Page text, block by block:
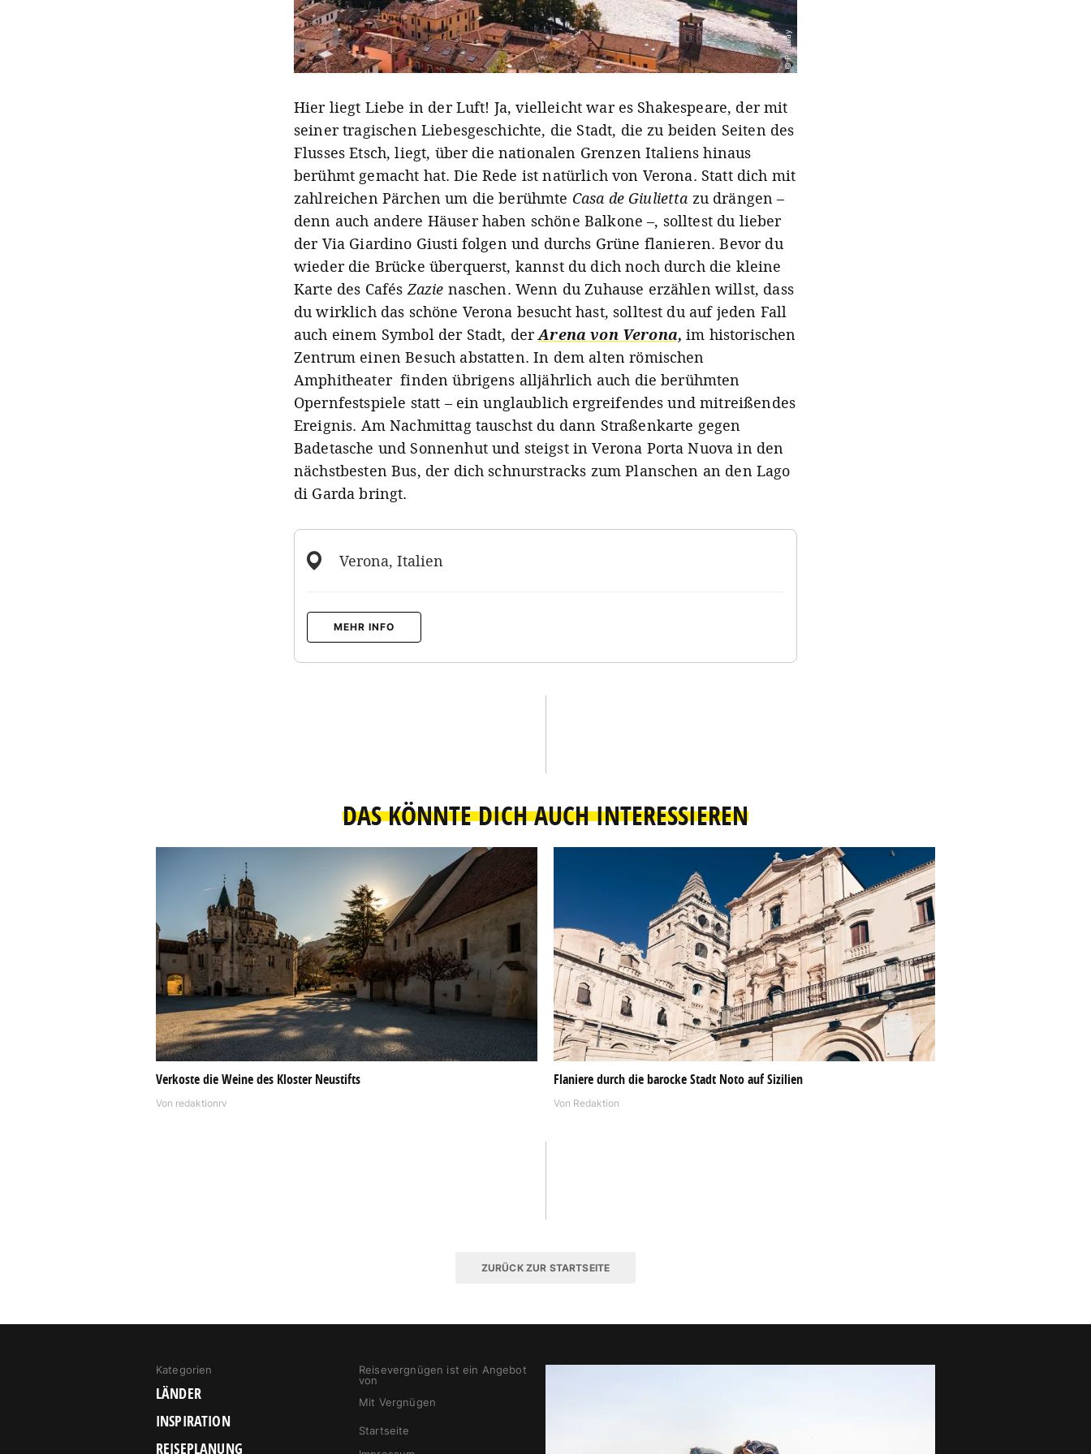
© Pixabay
Hier liegt Liebe in der Luft! Ja, vielleicht war es Shakespeare, der mit
seiner tragischen Liebesgeschichte, die Stadt, die zu beiden Seiten des
Flusses Etsch, liegt, über die nationalen Grenzen Italiens hinaus
berühmt gemacht hat. Die Rede ist natürlich von Verona. Statt dich mit
zahlreichen Pärchen um die berühmte Casa de Giulietta zu drängen –
denn auch andere Häuser haben schöne Balkone –, solltest du lieber
der Via Giardino Giusti folgen und durchs Grüne flanieren. Bevor du
wieder die Brücke überquerst, kannst du dich noch durch die kleine
Karte des Cafés Zazie naschen. Wenn du Zuhause erzählen willst, dass
du wirklich das schöne Verona besucht hast, solltest du auf jeden Fall
auch einem Symbol der Stadt, derArena von Verona, im historischen
Zentrum einen Besuch abstatten. In dem alten römischen
Amphitheater finden übrigens alljährlich auch die berühmten
Opernfestspiele statt – ein unglaublich ergreifendes und mitreißendes
Ereignis. Am Nachmittag tauschst du dann Straßenkarte gegen
Badetasche und Sonnenhut und steigst in Verona Porta Nuova in den
nächstbesten Bus, der dich schnurstracks zum Planschen an den Lago
di Garda bringt.
Verona, Italien
MEHR INFO
DAS KÖNNTE DICH AUCH INTERESSIEREN
Verkoste die Weine des Kloster Neustifts
Von redaktionrv
Flaniere durch die barocke Stadt Noto auf Sizilien
Von Redaktion
ZURÜCK ZUR STARTSEITE
Kategorien
LÄNDER
INSPIRATION
REISEPLANUNG
Reisevergnügen ist ein Angebot
von
Mit Vergnügen
Startseite